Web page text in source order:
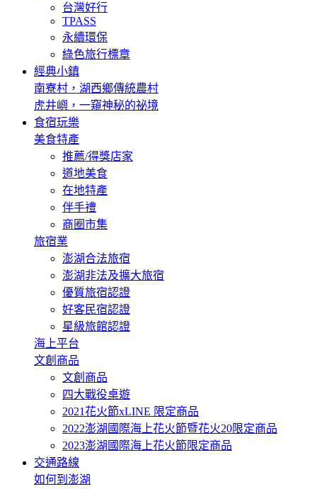
台灣好行
TPASS
永續環保
綠色旅行標章
經典小鎮
南寮村，湖西鄉傳統農村
虎井嶼，一窺神秘的祕境
食宿玩樂
美食特產
推薦/得獎店家
道地美食
在地特產
伴手禮
商圈市集
旅宿業
澎湖合法旅宿
澎湖非法及擴大旅宿
優質旅宿認證
好客民宿認證
星級旅館認證
海上平台
文創商品
文創商品
四大戰役桌遊
2021花火節xLINE 限定商品
2022澎湖國際海上花火節暨花火20限定商品
2023澎湖國際海上花火節限定商品
交通路線
如何到澎湖